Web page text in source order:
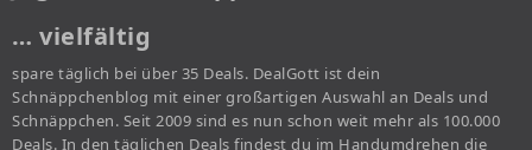
… vielfältig
spare täglich bei über 35 Deals. DealGott ist dein
Schnäppchenblog mit einer großartigen Auswahl an Deals und
Schnäppchen. Seit 2009 sind es nun schon weit mehr als 100.000
Deals. In den täglichen Deals findest du im Handumdrehen die